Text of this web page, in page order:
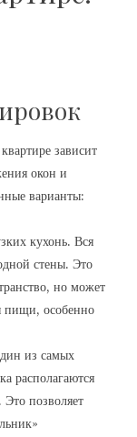
зависит
окон и
варианты:
кухонь. Вся
стены. Это
но может
пищи, особенно
из самых
располагаются
позволяет